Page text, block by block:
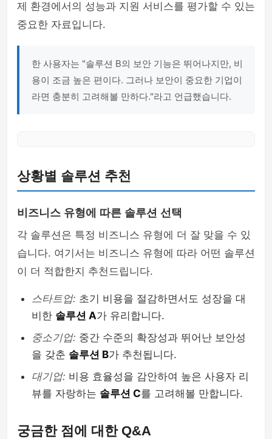
제 환경에서의 성능과 지원 서비스를 평가할 수 있는
중요한 자료입니다.
한 사용자는 "솔루션 B의 보안 기능은 뛰어나지만, 비
용이 조금 높은 편이다. 그러나 보안이 중요한 기업이
라면 충분히 고려해볼 만하다."라고 언급했습니다.
상황별 솔루션 추천
비즈니스 유형에 따른 솔루션 선택
각 솔루션은 특정 비즈니스 유형에 더 잘 맞을 수 있
습니다. 여기서는 비즈니스 유형에 따라 어떤 솔루션
이 더 적합한지 추천드립니다.
스타트업: 초기 비용을 절감하면서도 성장을 대
비한 솔루션 A가 유리합니다.
중소기업: 중간 수준의 확장성과 뛰어난 보안성
을 갖춘 솔루션 B가 추천됩니다.
대기업: 비용 효율성을 감안하여 높은 사용자 리
뷰를 자랑하는 솔루션 C를 고려해볼 만합니다.
궁금한 점에 대한 Q&A